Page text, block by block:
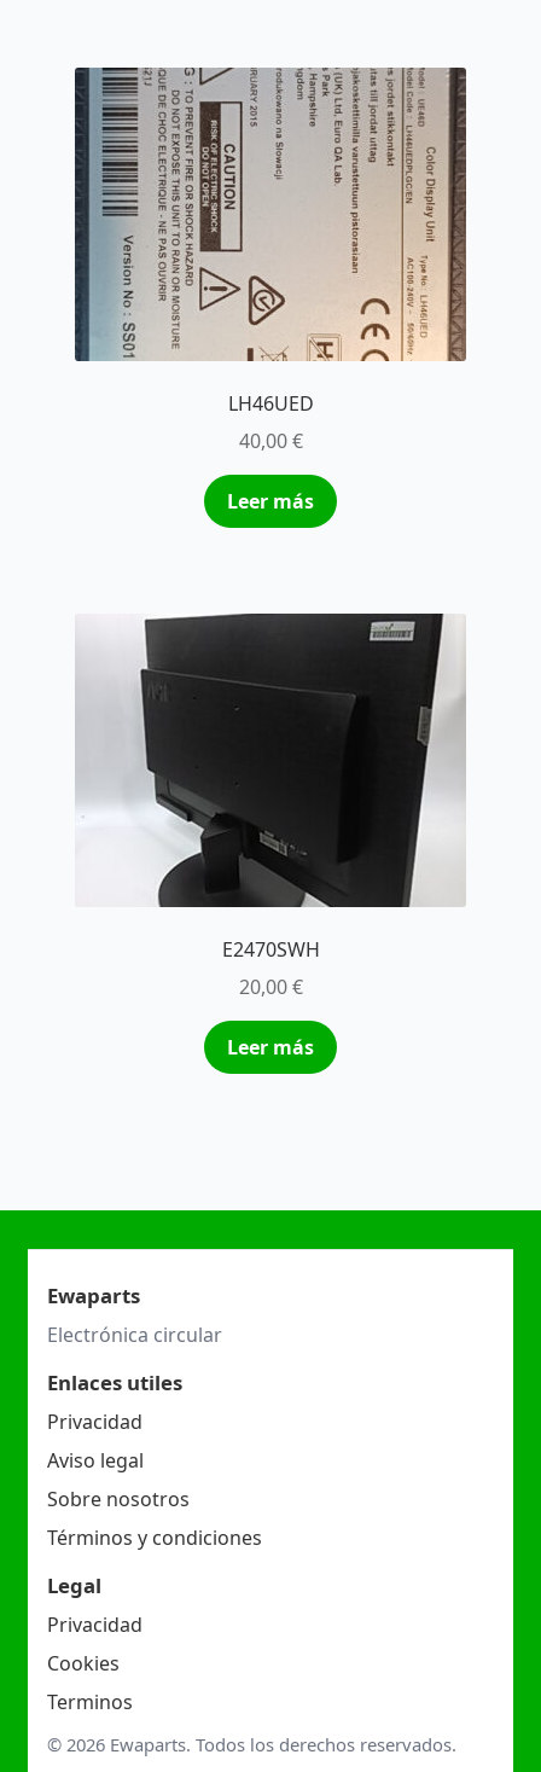
LH46UED
40,00€
Leer más
E2470SWH
20,00€
Leer más
Ewaparts
Electrónica circular
Enlaces utiles
Privacidad
Aviso legal
Sobre nosotros
Términos y condiciones
Legal
Privacidad
Cookies
Terminos
© 2026 Ewaparts. Todos los derechos reservados.